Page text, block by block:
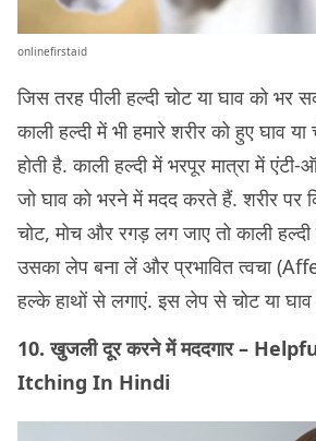
onlinefirstaid
जिस तरह पीली हल्दी चोट या घाव को भर
काली हल्दी में भी हमारे शरीर को हुए घाव या
होती है. काली हल्दी में भरपूर मात्रा में
जो घाव को भरने में मदद करते हैं. शरीर पर
चोट, मोच और रगड़ लग जाए तो काली
उसका लेप बना लें और प्रभावित त्वचा
हल्के हाथों से लगाएं. इस लेप से चोट या
10. खुजली दूर करने में मददगार –
Itching In Hindi